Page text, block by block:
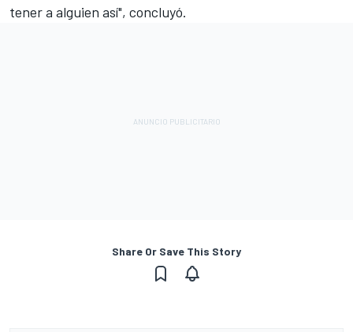
tener a alguien así", concluyó.
Share Or Save This Story